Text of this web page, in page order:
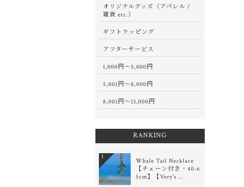
オリジナルグッズ（アパレル /
雑貨 etc.）
ギフトラッピング
アフターサービス
1,000円〜5,000円
5,001円〜8,000円
8,001円〜13,000円
RANKING
Whale Tail Necklace
【チェーン付き・40-6
5cm】【Very's …
1